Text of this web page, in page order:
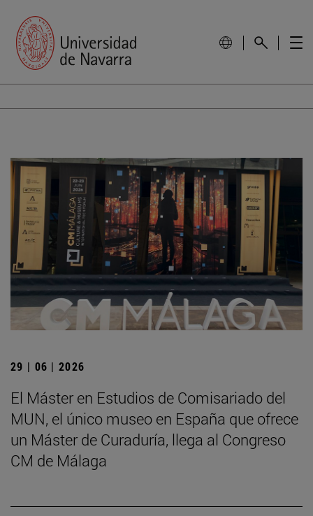
29 | 06 | 2026
El Máster en Estudios de Comisariado del
MUN, el único museo en España que ofrece
un Máster de Curaduría, llega al Congreso
CM de Málaga